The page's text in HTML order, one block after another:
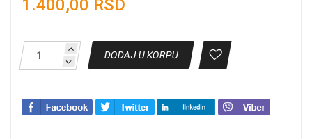
1.400,00 RSD
DODAJ U KORPU